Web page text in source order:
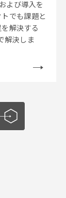
よび導入を
でも課題と
解決する
解決しま